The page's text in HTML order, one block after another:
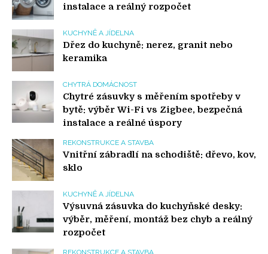
instalace a reálný rozpočet
KUCHYNĚ A JÍDELNA
Dřez do kuchyně: nerez, granit nebo
keramika
CHYTRÁ DOMÁCNOST
Chytré zásuvky s měřením spotřeby v
bytě: výběr Wi-Fi vs Zigbee, bezpečná
instalace a reálné úspory
REKONSTRUKCE A STAVBA
Vnitřní zábradlí na schodiště: dřevo, kov,
sklo
KUCHYNĚ A JÍDELNA
Výsuvná zásuvka do kuchyňské desky:
výběr, měření, montáž bez chyb a reálný
rozpočet